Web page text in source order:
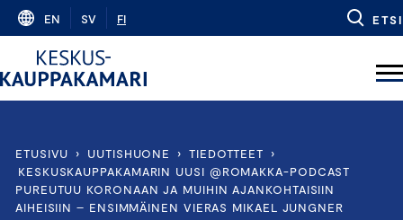
Skip
content
EN SV FI ETSI
ETUSIVU › UUTISHUONE › TIEDOTTEET
›
KESKUSKAUPPAKAMARIN UUSI @ROMAKKA-PODCAST
PUREUTUU KORONAAN JA MUIHIN AJANKOHTAISIIN
AIHEISIIN – ENSIMMÄINEN VIERAS MIKAEL JUNGNER